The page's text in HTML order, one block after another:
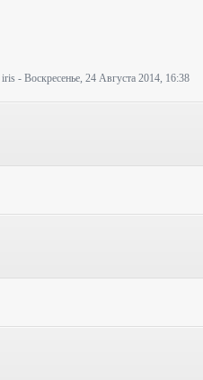
iris - Воскресенье, 24 Августа 2014, 16:38